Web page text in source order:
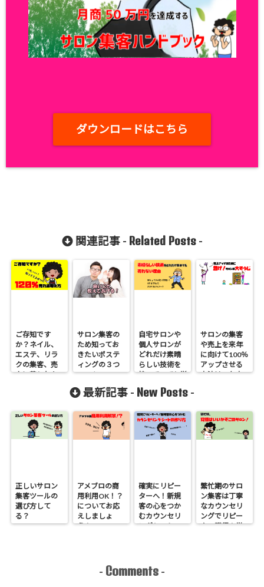
ダウンロードはこちら
関連記事 - Related Posts-
ご存知です
か？ネイル、
エステ、リラ
クの集客、売
上に苦しむあ
サロン集客の
ため知ってお
きたいポステ
ィングの３つ
のコツ
自宅サロンや
個人サロンが
どれだけ素晴
らしい技術を
持っていても単
客アップにつ
い！？たった
１つの理由
サロンの集客
や売上を来年
に向けて100％
アップさせる
方法は、年末
最新記事 - New Posts -
正しいサロン
集客ツールの
選び方して
る？
アメブロの商
用利用OK！？
についてお応
えしましょ
う！
確実にリピー
ターへ！新規
客の心をつか
むカウンセリ
ングシートの
繁忙期のサロ
ン集客は丁寧
なカウンセリ
ングでリピー
ター獲得！覚
- Comments -